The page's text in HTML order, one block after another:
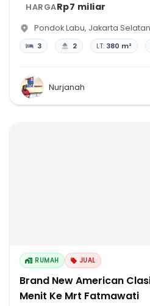
HARGARp7 miliar
Pondok Labu, Jakarta Selatan
3 2 LT: 380 m²
Nurjanah
RUMAH JUAL
Brand New American
Menit Ke Mrt Fatmawati